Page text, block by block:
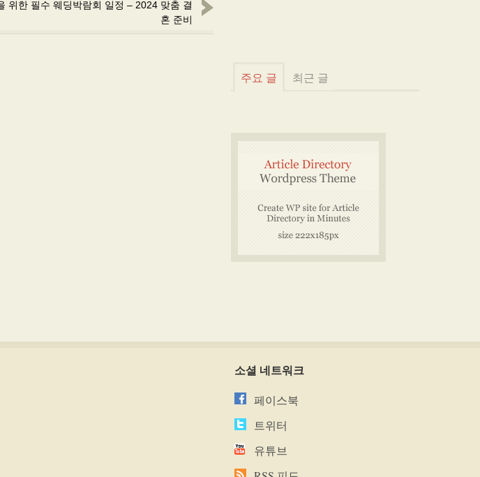
위한 필수 웨딩박람회 일정 – 2024 맞춤 결
혼 준비
주요 글 최근 글
소셜 네트워크
페이스북
트위터
유튜브